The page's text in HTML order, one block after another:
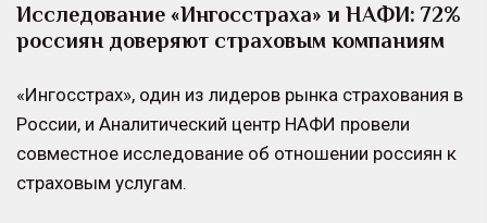
Исследование «Ингосстраха» и НАФИ: 72%
россиян доверяют страховым компаниям
«Ингосстрах», один из лидеров рынка страхования в
России, и Аналитический центр НАФИ провели
совместное исследование об отношении россиян к
страховым услугам.